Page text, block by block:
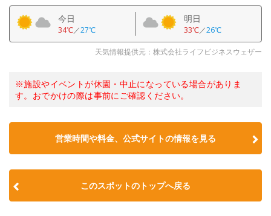
今日
34℃／27℃
明日
33℃／26℃
天気情報提供元：株式会社ライフビジネスウェザー
※施設やイベントが休園・中止になっている場合がありま
す。おでかけの際は事前にご確認ください。
営業時間や料金、公式サイトの情報を見る
このスポットのトップへ戻る